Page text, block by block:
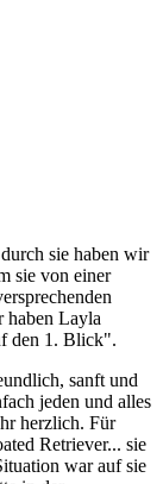
sie haben wir
sie von einer
haben Layla
den 1. Blick".
sanft und
jeden und alles
herzlich. Für
Retriever... sie
war auf sie